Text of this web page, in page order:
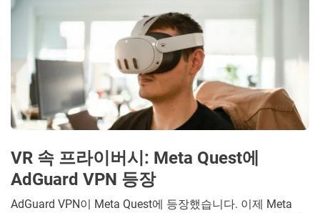
VR 속 프라이버시: Meta Quest에
AdGuard VPN 등장
AdGuard VPN이 Meta Quest에 등장했습니다. 이제 Meta